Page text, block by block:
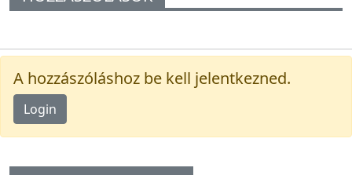
A hozzászóláshoz be kell jelentkezned.
Login